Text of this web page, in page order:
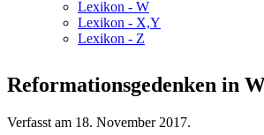
Lexikon - W
Lexikon - X,Y
Lexikon - Z
Reformationsgedenken in
Verfasst am 18. November 2017.